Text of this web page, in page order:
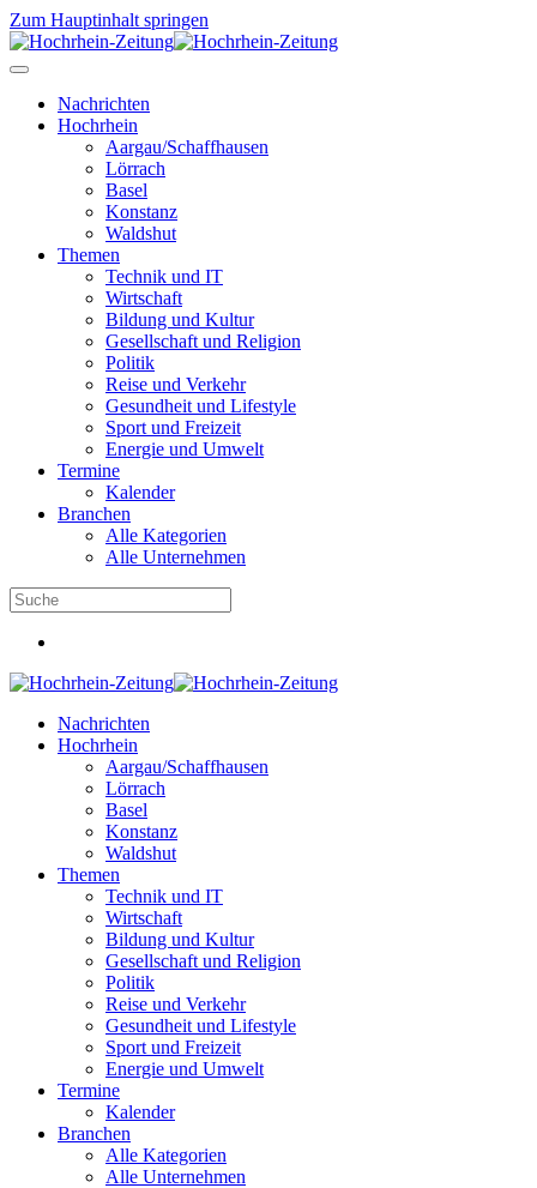
Zum Hauptinhalt springen
Nachrichten
Hochrhein
Aargau/Schaffhausen
Lörrach
Basel
Konstanz
Waldshut
Themen
Technik und IT
Wirtschaft
Bildung und Kultur
Gesellschaft und Religion
Politik
Reise und Verkehr
Gesundheit und Lifestyle
Sport und Freizeit
Energie und Umwelt
Termine
Kalender
Branchen
Alle Kategorien
Alle Unternehmen
Nachrichten
Hochrhein
Aargau/Schaffhausen
Lörrach
Basel
Konstanz
Waldshut
Themen
Technik und IT
Wirtschaft
Bildung und Kultur
Gesellschaft und Religion
Politik
Reise und Verkehr
Gesundheit und Lifestyle
Sport und Freizeit
Energie und Umwelt
Termine
Kalender
Branchen
Alle Kategorien
Alle Unternehmen